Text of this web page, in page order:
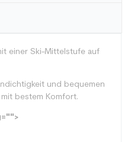
einer Ski-Mittelstufe auf
und bequemen
bestem Komfort.